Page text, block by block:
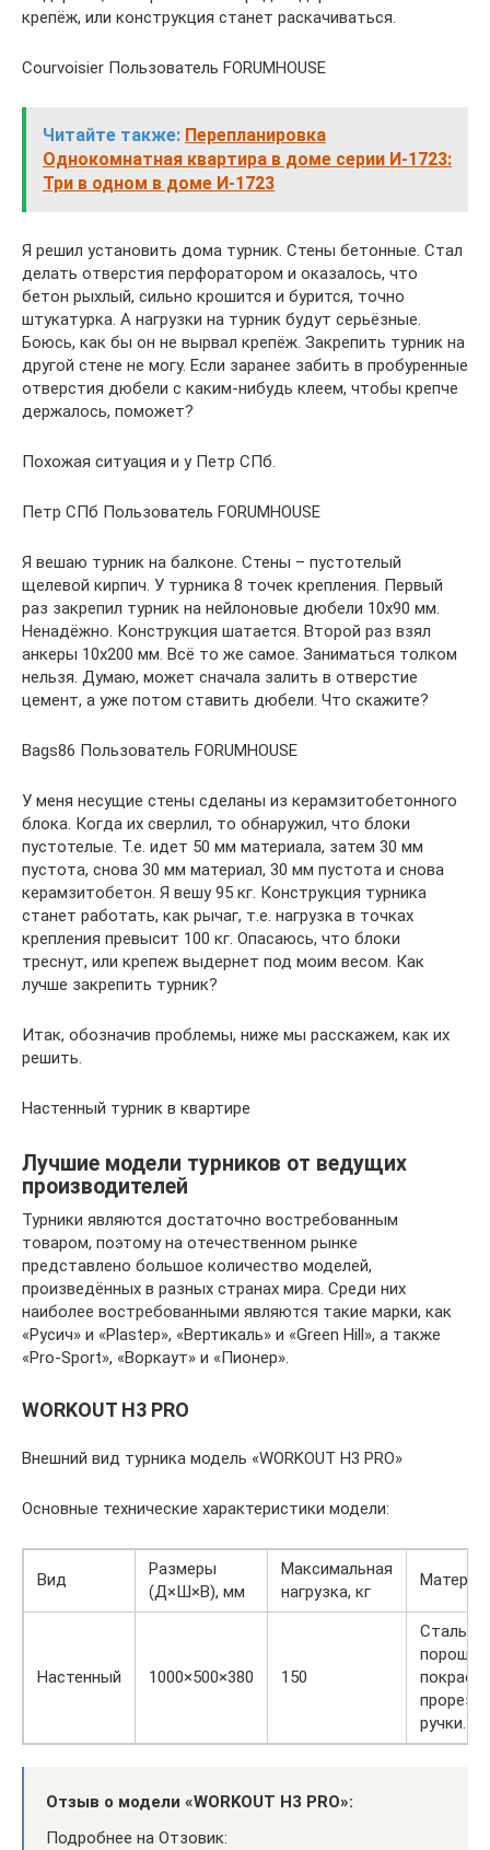
крепёж, или конструкция станет раскачиваться.
Courvoisier Пользователь FORUMHOUSE
Читайте также: Перепланировка
Однокомнатная квартира в доме серии И-1723:
Три в одном в доме И-1723
Я решил установить дома турник. Стены бетонные. Стал
делать отверстия перфоратором и оказалось, что
бетон рыхлый, сильно крошится и бурится, точно
штукатурка. А нагрузки на турник будут серьёзные.
Боюсь, как бы он не вырвал крепёж. Закрепить турник на
другой стене не могу. Если заранее забить в пробуренные
отверстия дюбели с каким-нибудь клеем, чтобы крепче
держалось, поможет?
Похожая ситуация и у Петр СПб.
Петр СПб Пользователь FORUMHOUSE
Я вешаю турник на балконе. Стены – пустотелый
щелевой кирпич. У турника 8 точек крепления. Первый
раз закрепил турник на нейлоновые дюбели 10х90 мм.
Ненадёжно. Конструкция шатается. Второй раз взял
анкеры 10х200 мм. Всё то же самое. Заниматься толком
нельзя. Думаю, может сначала залить в отверстие
цемент, а уже потом ставить дюбели. Что скажите?
Bags86 Пользователь FORUMHOUSE
У меня несущие стены сделаны из керамзитобетонного
блока. Когда их сверлил, то обнаружил, что блоки
пустотелые. Т.е. идет 50 мм материала, затем 30 мм
пустота, снова 30 мм материал, 30 мм пустота и снова
керамзитобетон. Я вешу 95 кг. Конструкция турника
станет работать, как рычаг, т.е. нагрузка в точках
крепления превысит 100 кг. Опасаюсь, что блоки
треснут, или крепеж выдернет под моим весом. Как
лучше закрепить турник?
Итак, обозначив проблемы, ниже мы расскажем, как их
решить.
Настенный турник в квартире
Лучшие модели турников от ведущих
производителей
Турники являются достаточно востребованным
товаром, поэтому на отечественном рынке
представлено большое количество моделей,
произведённых в разных странах мира. Среди них
наиболее востребованными являются такие марки, как
«Русич» и «Plastep», «Вертикаль» и «Green Hill», а также
«Pro-Sport», «Воркаут» и «Пионер».
WORKOUT H3 PRO
Внешний вид турника модель «WORKOUT H3 PRO»
Основные технические характеристики модели:
Вид
Размеры
(Д×Ш×В), мм
Максимальная
нагрузка, кг
Настенный 1000×500×380 150
Сталь и
ручки.
Отзыв о модели «WORKOUT H3 PRO»:
Подробнее на Отзовик: